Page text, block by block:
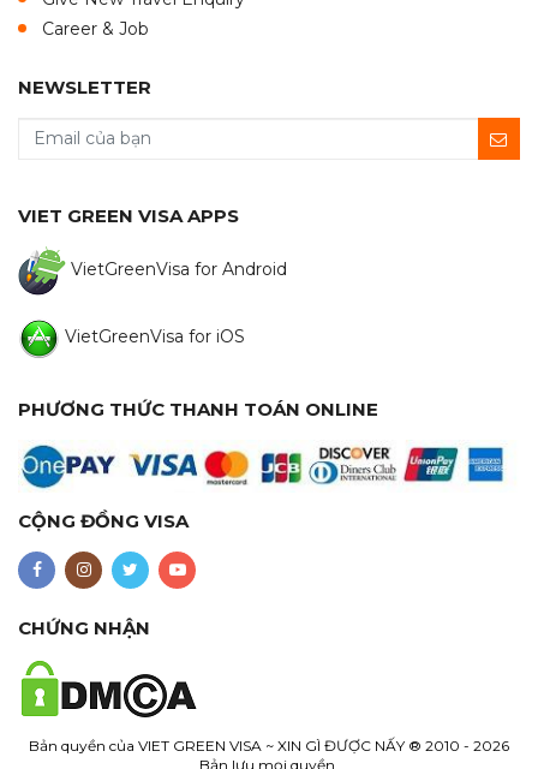
Career & Job
NEWSLETTER
VIET GREEN VISA APPS
VietGreenVisa for Android
VietGreenVisa for iOS
PHƯƠNG THỨC THANH TOÁN ONLINE
CỘNG ĐỒNG VISA
CHỨNG NHẬN
Bản quyền của VIET GREEN VISA ~ XIN GÌ ĐƯỢC NẤY ® 2010 - 2026
Bản lưu mọi quyền.